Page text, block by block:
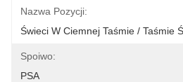
Nazwa Pozycji:
Świeci W Ciemnej Taśmie / Taśmie
Spoiwo:
PSA